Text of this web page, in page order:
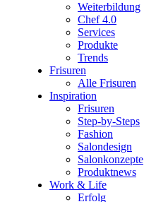
Weiterbildung
Chef 4.0
Services
Produkte
Trends
Frisuren
Alle Frisuren
Inspiration
Frisuren
Step-by-Steps
Fashion
Salondesign
Salonkonzepte
Produktnews
Work & Life
Erfolg